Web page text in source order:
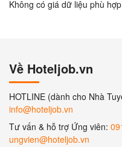
Không có giá dữ liệu phù hợp
Về Hoteljob.vn
HOTLINE (dành cho Nhà
info@hoteljob.vn
Tư vấn & hỗ trợ Ứng viên:
ungvien@hoteljob.vn